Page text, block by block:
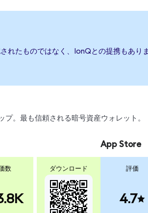
れたものではなく、IonQとの提携もあ
。最も信頼される暗号資産ウォレット。
数 ダウンロード
App Store
評価
4.7